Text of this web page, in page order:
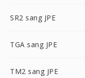
SR2 sang JPE
TGA sang JPE
TM2 sang JPE